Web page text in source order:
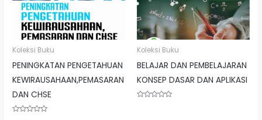
Koleksi Buku
PENINGKATAN PENGETAHUAN
KEWIRAUSAHAAN,PEMASARAN
DAN CHSE
Koleksi Buku
BELAJAR DAN PEMBELAJARAN
KONSEP DASAR DAN APLIKASI